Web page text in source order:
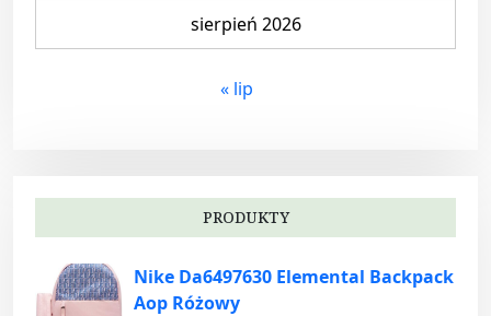
sierpień 2026
« lip
PRODUKTY
Nike Da6497630 Elemental Backpack
Aop Różowy